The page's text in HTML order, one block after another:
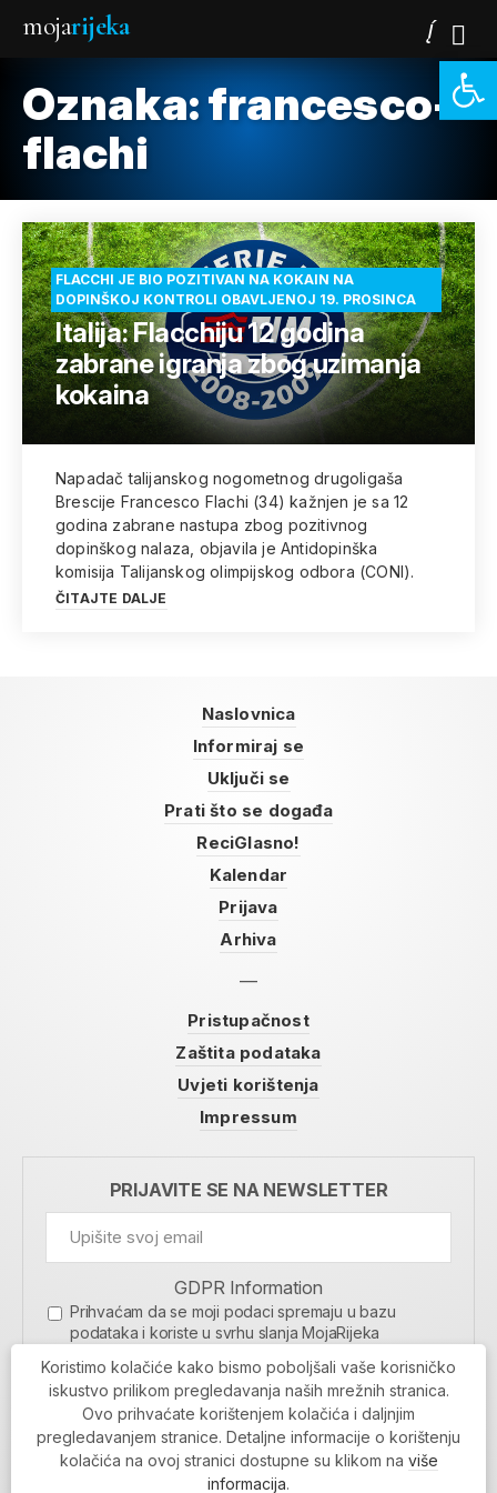
mojarijeka
Oznaka:francesco-
flachi
FLACCHI JE BIO POZITIVAN NA KOKAIN NA
DOPINŠKOJ KONTROLI OBAVLJENOJ 19. PROSINCA
Italija: Flacchiju 12 godina
zabrane igranja zbog uzimanja
kokaina
Napadač talijanskog nogometnog drugoligaša
Brescije Francesco Flachi (34) kažnjen je sa 12
godina zabrane nastupa zbog pozitivnog
dopinškog nalaza, objavila je Antidopinška
komisija Talijanskog olimpijskog odbora (CONI).
ČITAJTE DALJE
Naslovnica
Informiraj se
Uključi se
Prati što se događa
ReciGlasno!
Kalendar
Prijava
Arhiva
Pristupačnost
Zaštita podataka
Uvjeti korištenja
Impressum
PRIJAVITE SE NA NEWSLETTER
GDPR Information
Prihvaćam da se moji podaci spremaju u bazu
podataka i koriste u svrhu slanja MojaRijeka
MOJARIJEKA NEWSLETTER
PRIJAVI SE
Koristimo kolačiće kako bismo poboljšali vaše korisničko
iskustvo prilikom pregledavanja naših mrežnih stranica.
Ovo prihvaćate korištenjem kolačića i daljnjim
pregledavanjem stranice. Detaljne informacije o korištenju
kolačića na ovoj stranici dostupne su klikom na više
informacija.